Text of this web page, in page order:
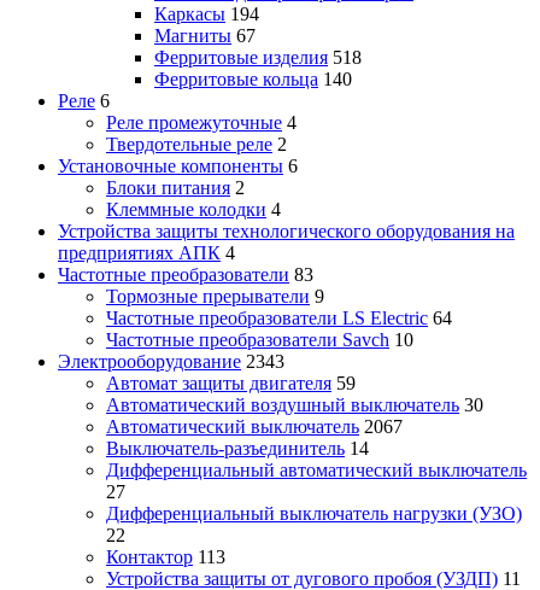
Каркасы 194
Магниты 67
Ферритовые изделия 518
Ферритовые кольца 140
Реле 6
Реле промежуточные 4
Твердотельные реле 2
Установочные компоненты 6
Блоки питания 2
Клеммные колодки 4
Устройства защиты технологического оборудования на
предприятиях АПК 4
Частотные преобразователи 83
Тормозные прерыватели 9
Частотные преобразователи LS Electric 64
Частотные преобразователи Savch 10
Электрооборудование 2343
Автомат защиты двигателя 59
Автоматический воздушный выключатель 30
Автоматический выключатель 2067
Выключатель-разъединитель 14
Дифференциальный автоматический выключатель
27
Дифференциальный выключатель нагрузки (УЗО)
22
Контактор 113
Устройства защиты от дугового пробоя (УЗДП) 11